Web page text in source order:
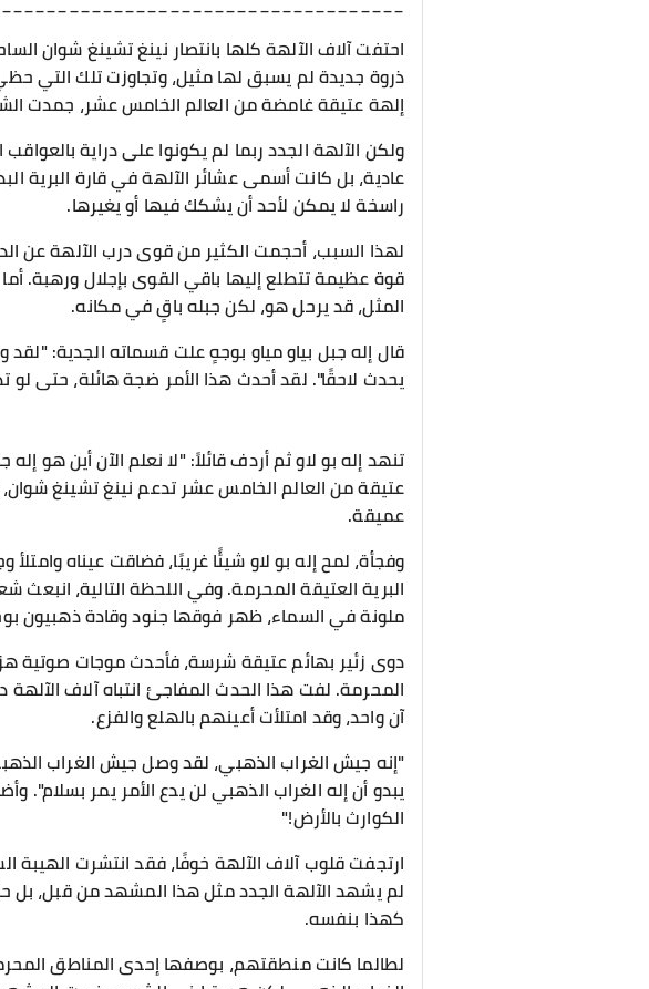
احتفت آلاف الآلهة كلها بانتصار نينغ تشينغ شوان
ذروة جديدة لم يسبق لها مثيل، وتجاوزت تلك التي
إلهة عتيقة غامضة من العالم الخامس عشر، جمدت
ولكن الآلهة الجدد ربما لم يكونوا على دراية
عادية، بل كانت أسمى عشائر الآلهة في قارة البرية
راسخة لا يمكن لأحد أن يشكك فيها أو يغيرها.
لهذا السبب، أحجمت الكثير من قوى درب الآلهة عن
قوة عظيمة تتطلع إليها باقي القوى بإجلال ورهبة.
المثل، قد يرحل هو، لكن جبله باقٍ في مكانه.
قال إله جبل بياو مياو بوجهٍ علت قسماته الجدية:
يحدث لاحقًا". لقد أحدث هذا الأمر ضجة هائلة، حتى لو
تنهد إله بو لاو ثم أردف قائلاً: "لا نعلم الآن أين هو
عتيقة من العالم الخامس عشر تدعم نينغ تشينغ
عميقة.
وفجأة، لمح إله بو لاو شيئًا غريبًا، فضاقت عيناه
البرية العتيقة المحرمة. وفي اللحظة التالية،
ملونة في السماء، ظهر فوقها جنود وقادة ذهبيون
دوى زئير بهائم عتيقة شرسة، فأحدث موجات صوتية
المحرمة. لفت هذا الحدث المفاجئ انتباه آلاف
آن واحد، وقد امتلأت أعينهم بالهلع والفزع.
"إنه جيش الغراب الذهبي، لقد وصل جيش الغراب
يبدو أن إله الغراب الذهبي لن يدع الأمر يمر
الكوارث بالأرض!"
ارتجفت قلوب آلاف الآلهة خوفًا، فقد انتشرت
لم يشهد الآلهة الجدد مثل هذا المشهد من قبل، بل
كهذا بنفسه.
لطالما كانت منطقتهم، بوصفها إحدى المناطق